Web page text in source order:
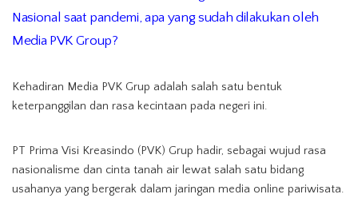
Nasional saat pandemi, apa yang sudah dilakukan oleh
Media PVK Group?
Kehadiran Media PVK Grup adalah salah satu bentuk
keterpanggilan dan rasa kecintaan pada negeri ini.
PT Prima Visi Kreasindo (PVK) Grup hadir, sebagai wujud rasa
nasionalisme dan cinta tanah air lewat salah satu bidang
usahanya yang bergerak dalam jaringan media online pariwisata.